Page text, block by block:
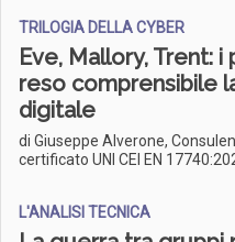
TRILOGIA DELLA CYBER
Eve, Mallory, Trent:
reso comprensibile
digitale
di Giuseppe Alverone,
certificato UNI CEI EN
L'ANALISI TECNICA